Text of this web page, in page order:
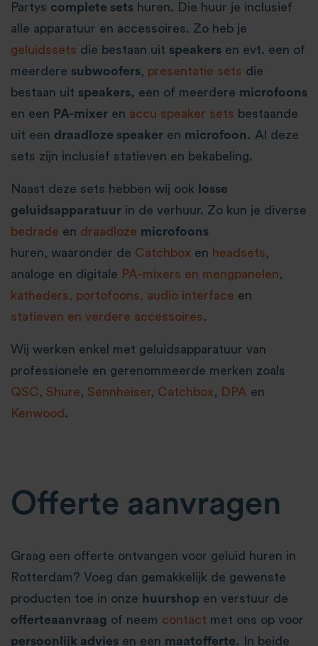
Partys complete sets huren. Die huur je inclusief
alle apparatuur en accessoires. Zo heb je
geluidssets die bestaan uit speakers en evt. een of
meerdere subwoofers, presentatie sets die
bestaan uit speakers, een of meerdere microfoons
en een PA-mixer en accu speaker sets bestaande
uit een draadloze speaker en microfoon. Al deze
sets zijn inclusief statieven en bekabeling.
Naast deze sets hebben wij ook
losse
geluidsapparatuur in de verhuur. Zo kun je diverse
bedrade en draadloze microfoons
huren, waaronder de Catchbox en headsets,
analoge en digitale PA-mixers en mengpanelen,
katheders, portofoons, audio interface en
statieven en verdere accessoires.
Wij werken enkel met geluidsapparatuur van
professionele en gerenommeerde merken zoals
QSC, Shure, Sennheiser, Catchbox, DPA en
Kenwood .
Offerte aanvragen
Graag een offerte ontvangen voor geluid huren in
Rotterdam? Voeg dan gemakkelijk de gewenste
producten toe in onze huurshop en verstuur de
offerteaanvraag of neem contact met ons op voor
persoonlijk advies en een maatofferte. In beide